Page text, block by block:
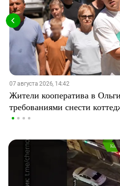
07 августа 2026, 14:42
Жители кооператива в
требованиями снести